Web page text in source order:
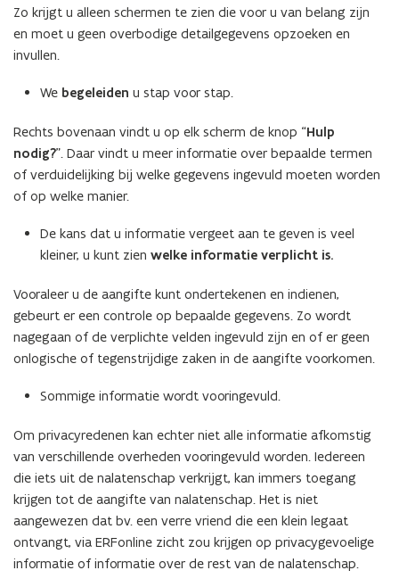
Zo krijgt u alleen schermen te zien die voor u van belang zijn
en moet u geen overbodige detailgegevens opzoeken en
invullen.
We begeleiden u stap voor stap.
Rechts bovenaan vindt u op elk scherm de knop “Hulp
nodig?”. Daar vindt u meer informatie over bepaalde termen
of verduidelijking bij welke gegevens ingevuld moeten worden
of op welke manier.
De kans dat u informatie vergeet aan te geven is veel
kleiner, u kunt zien welke informatie verplicht is.
Vooraleer u de aangifte kunt ondertekenen en indienen,
gebeurt er een controle op bepaalde gegevens. Zo wordt
nagegaan of de verplichte velden ingevuld zijn en of er geen
onlogische of tegenstrijdige zaken in de aangifte voorkomen.
Sommige informatie wordt vooringevuld.
Om privacyredenen kan echter niet alle informatie afkomstig
van verschillende overheden vooringevuld worden. Iedereen
die iets uit de nalatenschap verkrijgt, kan immers toegang
krijgen tot de aangifte van nalatenschap. Het is niet
aangewezen dat bv. een verre vriend die een klein legaat
ontvangt, via ERFonline zicht zou krijgen op privacygevoelige
informatie of informatie over de rest van de nalatenschap.